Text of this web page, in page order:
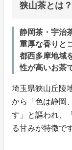
狭山茶とは？
静岡茶・宇治
重厚な香りと
都西多摩地域
性が高いお茶
埼玉県狭山丘陵
から「色は静岡
す」と謳われ、
る甘みが特徴で